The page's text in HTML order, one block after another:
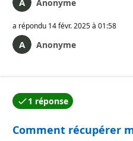
Anonyme
a répondu 14 févr. 2025 à 01:58
Anonyme
1 réponse
L’une des réponses
Comment récupérer